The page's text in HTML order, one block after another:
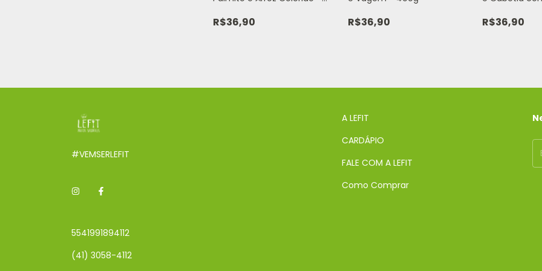
R$36,90 R$36,90 R$36,90
#VEMSERLEFIT
5541991894112
(41) 3058-4112
A LEFIT
CARDÁPIO
FALE COM A LEFIT
Como Comprar